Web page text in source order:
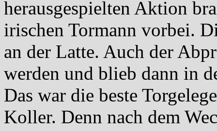
herausgespielten Aktion
irischen Tormann vorbei.
an der Latte. Auch der
werden und blieb dann in
Das war die beste
Koller. Denn nach dem